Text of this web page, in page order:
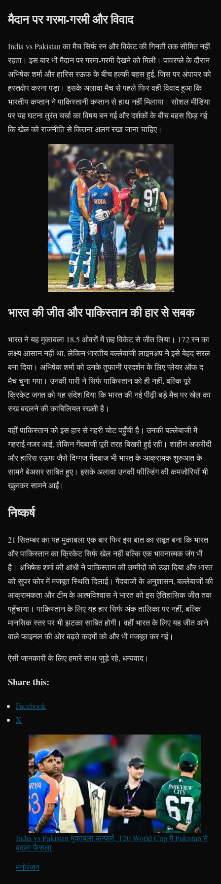
मैदान पर गरमा-गरमी और विवाद
India vs Pakistan का मैच सिर्फ रन और विकेट की गिनती तक सीमित नहीं
रहता। इस बार भी मैदान पर गरमा-गरमी देखने को मिली। पावरप्ले के दौरान
अभिषेक शर्मा और हारिस रऊफ के बीच हल्की बहस हुई, जिस पर अंपायर को
हस्तक्षेप करना पड़ा। इसके अलावा मैच से पहले फिर वही विवाद हुआ कि
भारतीय कप्तान ने पाकिस्तानी कप्तान से हाथ नहीं मिलाया। सोशल मीडिया
पर यह घटना तुरंत चर्चा का विषय बन गई और दर्शकों के बीच बहस छिड़ गई
कि खेल को राजनीति से कितना अलग रखा जाना चाहिए।
भारत की जीत और पाकिस्तान की हार से सबक
भारत ने यह मुकाबला 18.5 ओवरों में छह विकेट से जीत लिया। 172 रन का
लक्ष्य आसान नहीं था, लेकिन भारतीय बल्लेबाजी लाइनअप ने इसे बेहद सरल
बना दिया। अभिषेक शर्मा को उनके तुफानी प्रदर्शन के लिए प्लेयर ऑफ द
मैच चुना गया। उनकी पारी ने सिर्फ पाकिस्तान को ही नहीं, बल्कि पूरे
क्रिकेट जगत को यह संदेश दिया कि भारत की नई पीढ़ी बड़े मैच पर खेल का
रुख बदलने की काबिलियत रखती है।
वहीं पाकिस्तान को इस हार से गहरी चोट पहुँची है। उनकी बल्लेबाजी में
गहराई नजर आई, लेकिन गेंदबाजी पूरी तरह बिखरी हुई रही। शाहीन अफरीदी
और हारिस रऊफ जैसे दिग्गज गेंदबाज भी भारत के आक्रामक शुरुआत के
सामने बेअसर साबित हुए। इसके अलावा उनकी फील्डिंग की कमजोरियाँ भी
खुलकर सामने आईं।
निष्कर्ष
21 सितम्बर का यह मुकाबला एक बार फिर इस बात का सबूत बना कि भारत
और पाकिस्तान का क्रिकेट सिर्फ खेल नहीं बल्कि एक भावनात्मक जंग भी
है। अभिषेक शर्मा की आंधी ने पाकिस्तान की उम्मीदों को उड़ा दिया और भारत
को सुपर फोर में मजबूत स्थिति दिलाई। गेंदबाजों के अनुशासन, बल्लेबाजों की
आक्रामकता और टीम के आत्मविश्वास ने भारत को इस ऐतिहासिक जीत तक
पहुँचाया। पाकिस्तान के लिए यह हार सिर्फ अंक तालिका पर नहीं, बल्कि
मानसिक स्तर पर भी झटका साबित होगी। वहीं भारत के लिए यह जीत आने
वाले फाइनल की ओर बढ़ते कदमों को और भी मजबूत कर गई।
ऐसी जानकारी के लिए हमारे साथ जुड़े रहे, धन्यवाद।
Share this:
Facebook
X
India vs Pakistan मुकाबला कन्फर्म, T20 World Cup में Pakistan ने
बदला फैसला
In relation to
मनोरंजन